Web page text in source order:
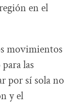
en el
movimientos
las
por sí sola no
y el